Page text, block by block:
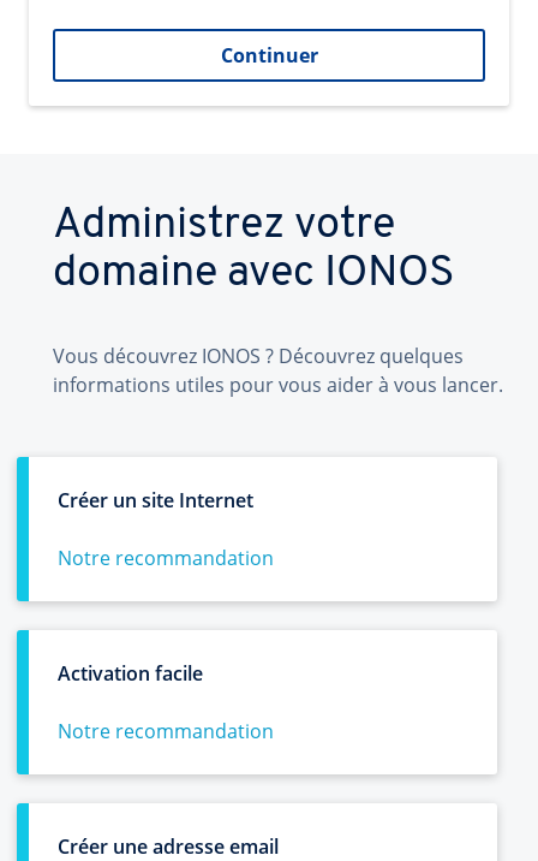
Continuer
Administrez votre
domaine avec IONOS
Vous découvrez IONOS ? Découvrez quelques
informations utiles pour vous aider à vous lancer.
Créer un site Internet
Notre recommandation
Activation facile
Notre recommandation
Créer une adresse email